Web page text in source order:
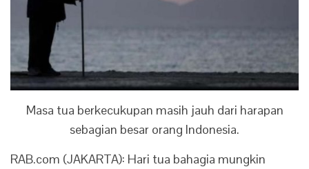
Masa tua berkecukupan masih jauh dari harapan
sebagian besar orang Indonesia.
RAB.com (JAKARTA): Hari tua bahagia mungkin